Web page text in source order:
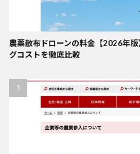
農薬散布ドローンの料金【2026年
グコストを徹底比較